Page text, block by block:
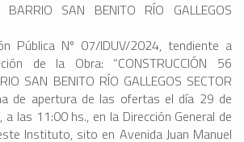
SAN BENITO RÍO GALLEGOS
Pública Nº 07/IDUV/2024, tendiente a
de la Obra: “CONSTRUCCIÓN 56
SAN BENITO RÍO GALLEGOS SECTOR
de apertura de las ofertas el día 29 de
las 11:00 hs., en la Dirección General de
Instituto, sito en Avenida Juan Manuel